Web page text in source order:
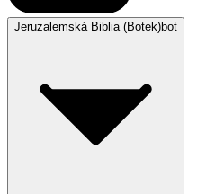
Jeruzalemská Biblia (Botek)bot